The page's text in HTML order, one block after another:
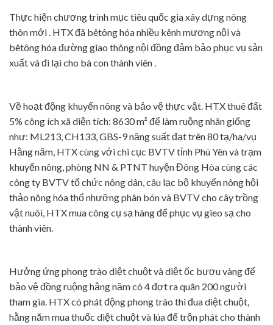
Thực hiện chương trình mục tiêu quốc gia xây dựng nông
thôn mới . HTX đã bêtông hóa nhiều kênh mương nội và
bêtông hóa đường giao thông nội đồng đảm bảo phục vụ sản
xuất và đi lại cho bà con thành viên .
Về hoạt động khuyến nông và bảo vệ thực vật. HTX thuê đất
5% công ích xã diện tích: 8630 m² để làm ruộng nhân giống
như: ML213, CH133, GBS-9 năng suất đạt trên 80 tạ/ha/vụ
Hằng năm, HTX cùng với chi cục BVTV tỉnh Phú Yên và trạm
khuyến nông, phòng NN & PTNT huyện Đông Hòa cùng các
công ty BVTV tổ chức nông dân, câu lạc bộ khuyến nông hội
thảo nông hóa thổ nhưỡng phân bón và BVTV cho cây trồng
vật nuôi, HTX mua công cụ sạ hàng để phục vụ gieo sạ cho
thành viên.
Hưởng ứng phong trào diệt chuột và diệt ốc bươu vàng để
bảo vệ đồng ruộng hằng năm có 4 đợt ra quân 200 người
tham gia. HTX có phát động phong trào thi đua diệt chuột,
hằng năm mua thuốc diệt chuột và lúa để trộn phát cho thành